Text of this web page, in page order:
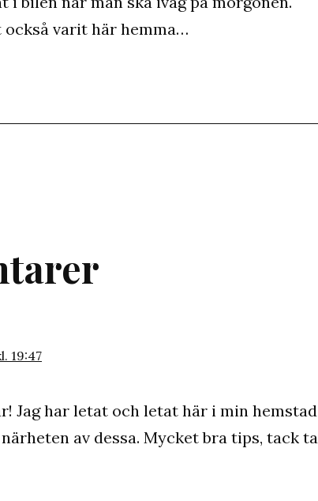
varit här hemma…
19:47
Jag har letat och letat här i min
av dessa. Mycket bra tips, tack